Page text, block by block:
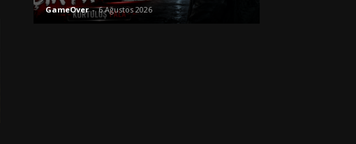
GameOver - 6 Ağustos 2026